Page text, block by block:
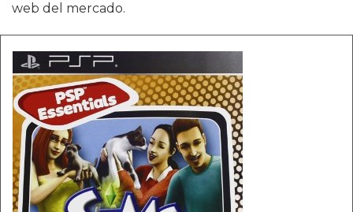
web del mercado.